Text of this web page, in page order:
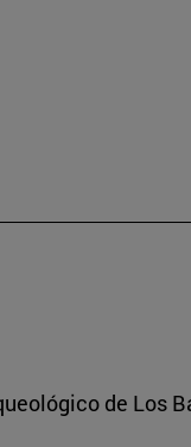
de Los